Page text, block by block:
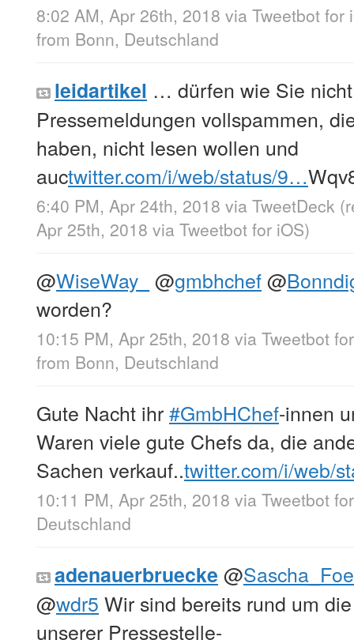
8:02 AM, Apr 26th, 2018 via Tweetbot for
from Bonn, Deutschland
leidartikel … dürfen wie Sie
Pressemeldungen vollspammen,
haben, nicht lesen wollen und
auctwitter.com/i/web/status/9…
6:40 PM, Apr 24th, 2018 via TweetDeck
Apr 25th, 2018 via Tweetbot for iΟS)
@WiseWay_ @gmbhchef@
worden?
10:15 PM, Apr 25th, 2018 via Tweetbot
from Bonn, Deutschland
Gute Nacht ihr#GmbHChef-innen
Waren viele gute Chefs da, die
Sachen verkauf..twitter.com/i/web/
10:11 PM, Apr 25th, 2018 via Tweetbot
Deutschland
adenauerbruecke @
@wdr5 Wir sind bereits rund um
unserer Pressestelle-